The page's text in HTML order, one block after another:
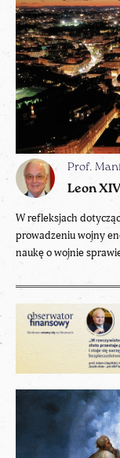
Prof.
Leon
W refleksjach
prowadzeniu wojny
naukę o wojnie